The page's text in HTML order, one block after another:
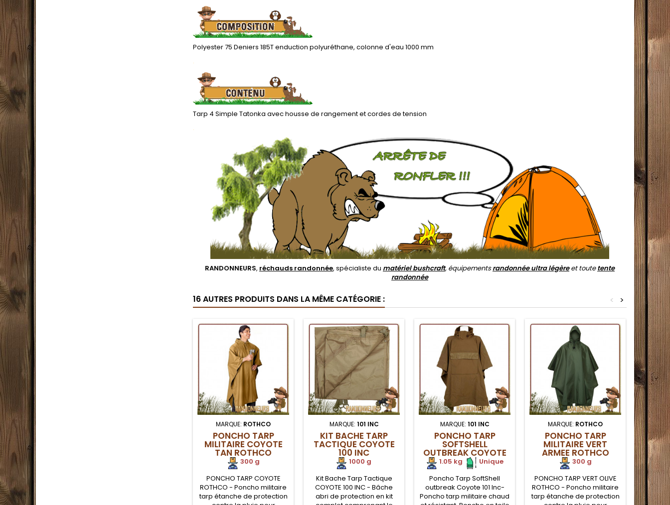
Polyester 75 Deniers 185T enduction polyuréthane, colonne d'eau 1000 mm
.
Tarp 4 Simple Tatonka avec housse de rangement et cordes de tension
.
RANDONNEURS, réchauds randonnée, spécialiste du matériel bushcraft, équipementsrandonnée ultra légèreet toutetente
randonnée
16 AUTRES PRODUITS DANS LA MÊME CATÉGORIE : >
<
MARQUE: ROTHCO
PONCHO TARP
MILITAIRE COYOTE
TAN ROTHCO
300 g
PONCHO TARP COYOTE
ROTHCO - Poncho militaire
tarp étanche de protection
MARQUE: 101 INC
KIT BACHE TARP
TACTIQUE COYOTE
100 INC
1000 g
Kit Bache Tarp Tactique
COYOTE 100 INC - Bâche
abri de protection en kit
MARQUE: 101 INC
PONCHO TARP
SOFTSHELL
OUTBREAK COYOTE
101 INC
1.05 kg
Unique
Poncho Tarp SoftShell
outbreak Coyote 101 Inc-
Poncho tarp militaire chaud
MARQUE: ROTHCO
PONCHO TARP
MILITAIRE VERT
ARMEE ROTHCO
300 g
PONCHO TARP VERT OLIVE
ROTHCO - Poncho militaire
tarp étanche de protection
TARP
Tarp
V2
HIKER